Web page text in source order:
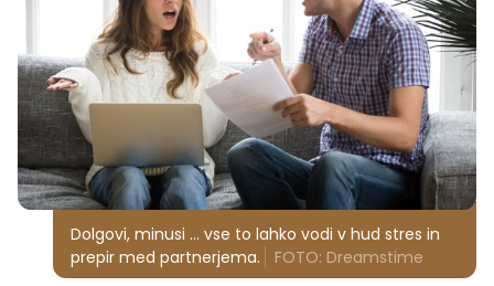
Dolgovi, minusi ... vse to lahko vodi v hud stres in
prepir med partnerjema.
FOTO: Dreamstime